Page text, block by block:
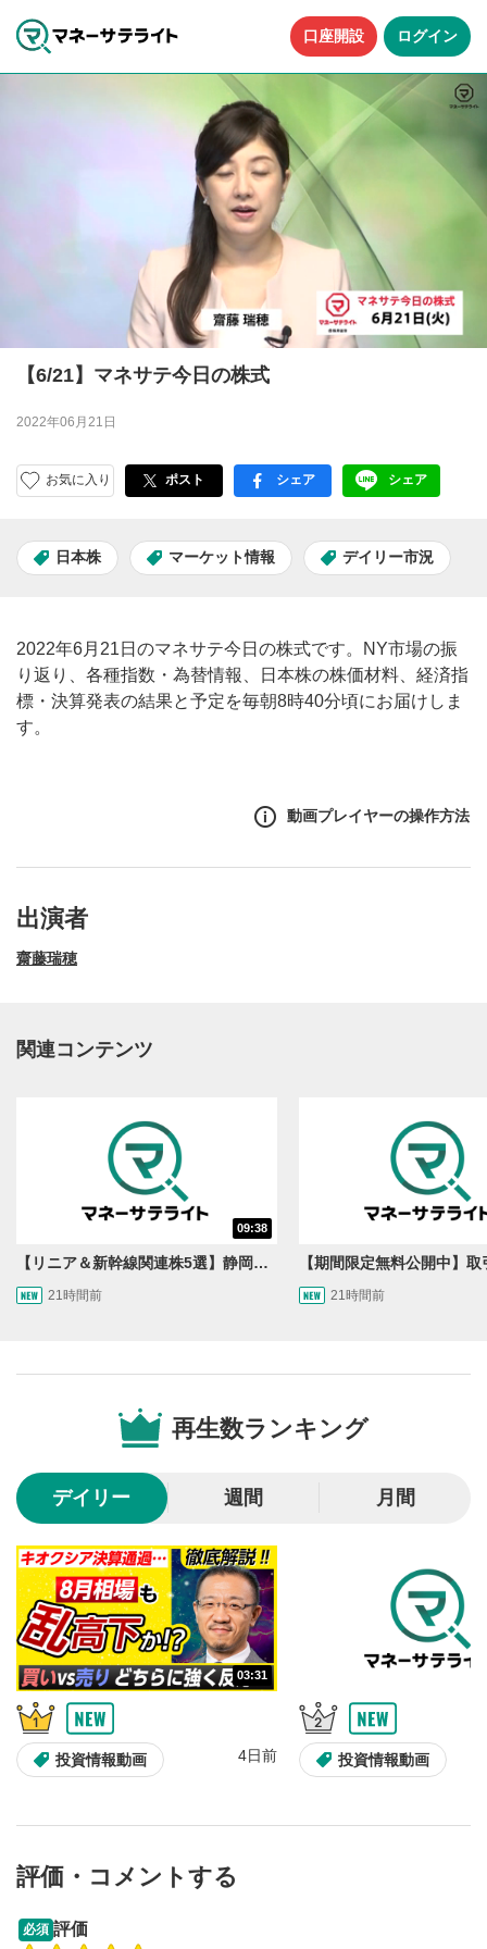
口座開設 ログイン
【6/21】マネサテ今日の株式
2022年06月21日
お気に入り ポスト facebook
シェア LINE
シェア
日本株 マーケット情報 デイリー市況
2022年6月21日のマネサテ今日の株式です。NY市場の振
り返り、各種指数・為替情報、日本株の株価材料、経済指
標・決算発表の結果と予定を毎朝8時40分頃にお届けしま
す。
動画プレイヤーの操作方法
動画再生エリア
動画再生エリアをクリックすると、動画を再生または
一時停止します。
2
操作メニュー
再生/一時停止
動画を再生または一時停止します。
10秒戻し/10秒送り
10秒、動画を巻き戻し/早送りします。
シークバー
再生位置を示しています。再生したい位置をクリック
するとその位置から動画が再生されます。
6
画質/再生速度の設定
画質の選択/再生速度の変更ができます。
7
音量調整
スライダーを上下すると音量が調整できます。
8
全画面表示
出演者
齋藤瑞穂
関連コンテンツ
09:38
【リニア＆新幹線関連株5選】静岡県知事の承認でリニア路線工事進展！北陸新幹線も「小浜・京都ルート」再決定！関連する注目の銘柄は？＜たけぞうNEWS＞
21時間前 21時間前
再生数ランキング
デイリー 週間 月間
03:31
投資情報動画 4日前 投資情報動画
評価・コメントする
必須 評価